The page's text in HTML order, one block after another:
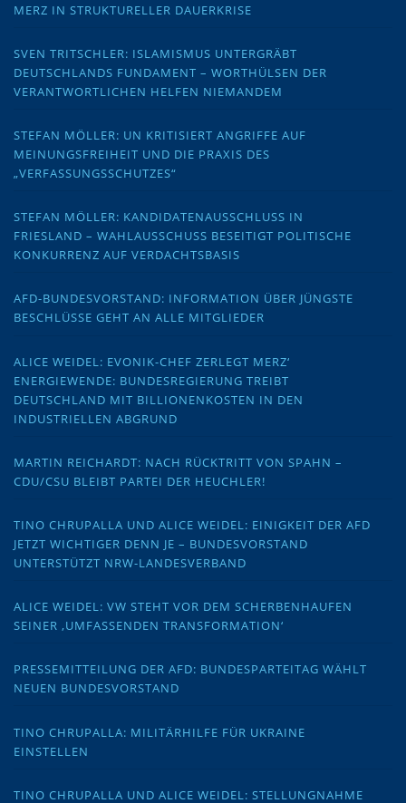
MERZ IN STRUKTURELLER DAUERKRISE
SVEN TRITSCHLER: ISLAMISMUS UNTERGRÄBT
DEUTSCHLANDS FUNDAMENT – WORTHÜLSEN DER
VERANTWORTLICHEN HELFEN NIEMANDEM
STEFAN MÖLLER: UN KRITISIERT ANGRIFFE AUF
MEINUNGSFREIHEIT UND DIE PRAXIS DES
„VERFASSUNGSSCHUTZES“
STEFAN MÖLLER: KANDIDATENAUSSCHLUSS IN
FRIESLAND – WAHLAUSSCHUSS BESEITIGT POLITISCHE
KONKURRENZ AUF VERDACHTSBASIS
AFD-BUNDESVORSTAND: INFORMATION ÜBER JÜNGSTE
BESCHLÜSSE GEHT AN ALLE MITGLIEDER
ALICE WEIDEL: EVONIK-CHEF ZERLEGT MERZ‘
ENERGIEWENDE: BUNDESREGIERUNG TREIBT
DEUTSCHLAND MIT BILLIONENKOSTEN IN DEN
INDUSTRIELLEN ABGRUND
MARTIN REICHARDT: NACH RÜCKTRITT VON SPAHN –
CDU/CSU BLEIBT PARTEI DER HEUCHLER!
TINO CHRUPALLA UND ALICE WEIDEL: EINIGKEIT DER AFD
JETZT WICHTIGER DENN JE – BUNDESVORSTAND
UNTERSTÜTZT NRW-LANDESVERBAND
ALICE WEIDEL: VW STEHT VOR DEM SCHERBENHAUFEN
SEINER ‚UMFASSENDEN TRANSFORMATION‘
PRESSEMITTEILUNG DER AFD: BUNDESPARTEITAG WÄHLT
NEUEN BUNDESVORSTAND
TINO CHRUPALLA: MILITÄRHILFE FÜR UKRAINE
EINSTELLEN
TINO CHRUPALLA UND ALICE WEIDEL: STELLUNGNAHME